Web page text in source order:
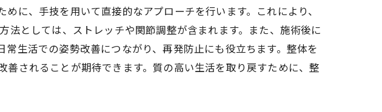
に、手技を用いて直接的なアプローチを行います。これにより、
としては、ストレッチや関節調整が含まれます。また、施術後に
生活での姿勢改善につながり、再発防止にも役立ちます。整体を
されることが期待できます。質の高い生活を取り戻すために、整